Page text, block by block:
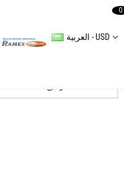
العربية - USD
0